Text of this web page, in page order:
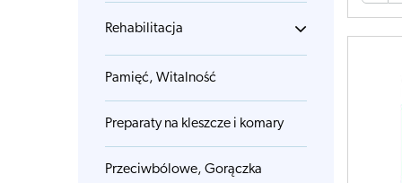
Rehabilitacja
Pamięć, Witalność
Preparaty na kleszcze i komary
Przeciwbólowe, Gorączka